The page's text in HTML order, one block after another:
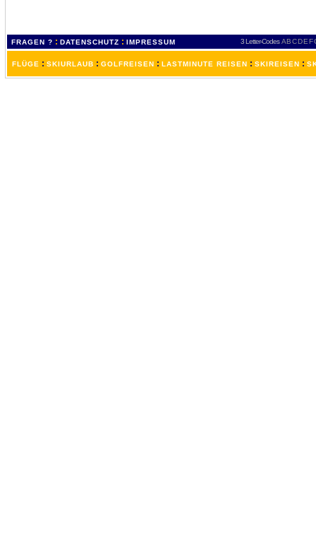
FRAGEN ? : DATENSCHUTZ : IMPRESSUM 3 Letter-Codes ABCDEF
FLÜGE : SKIURLAUB : GOLFREISEN : LASTMINUTE REISEN : SKIREISEN :